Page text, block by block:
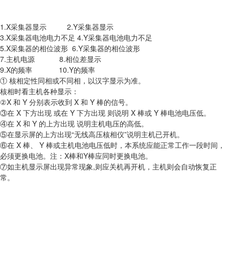
1.X采集器显示 2.Y采集器显示
3.X采集器电池电力不足 4.Y采集器电池电力不足
5.X采集器的相位波形 6.Y采集器的相位波形
7.主机电源 8.相位差显示
9.X的频率 10.Y的频率
① 核相定性同相或不同相，以汉字显示为准。
核相时看主机各种显示：
②X 和 Y 分别表示收到 X 和 Y 棒的信号。
③在 X 下方出现 或在 Y 下方出现 则说明 X 棒或 Y 棒电池电压低。
④在 X 和 Y 的上方出现 说明主机电压的高低。
⑤在显示屏的上方出现“无线高压核相仪”说明主机已开机。
⑥在 X 棒、 Y 棒或主机电池电压低时，本系统应能正常工作一段时间，
必须更换电池。注：X棒和Y棒应同时更换电池。
⑦如主机显示屏出现异常现象,则应关机再开机，主机则会自动恢复正
常。